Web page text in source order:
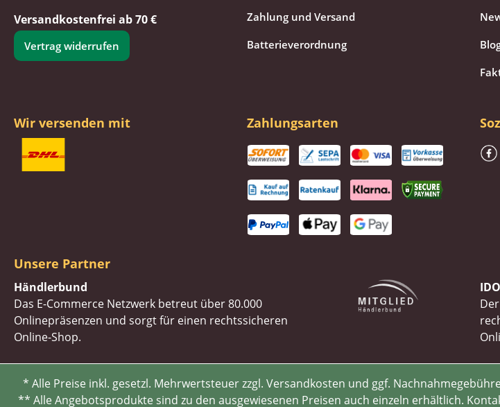
Versandkostenfrei ab 70 €
Vertrag widerrufen
Zahlung und Versand
Batterieverordnung
Wir versenden mit Zahlungsarten
Unsere Partner
Händlerbund
Das E-Commerce Netzwerk betreut über 80.000
Onlinepräsenzen und sorgt für einen rechtssicheren
Online-Shop.
* Alle Preise inkl. gesetzl. Mehrwertsteuer zzgl. Versandkosten und ggf.
** Alle Angebotsprodukte sind zu den ausgewiesenen Preisen auch einzeln erhältlich.